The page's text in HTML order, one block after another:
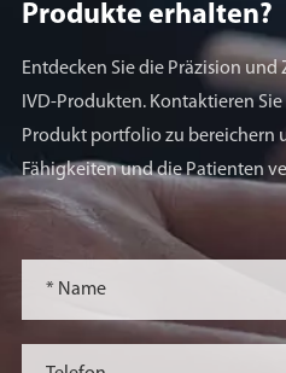
Produkte erhalten?
Entdecken Sie die Präzision
IVD-Produkten. Kontaktieren
Produkt portfolio zu bereichern
Fähigkeiten und die Patienten